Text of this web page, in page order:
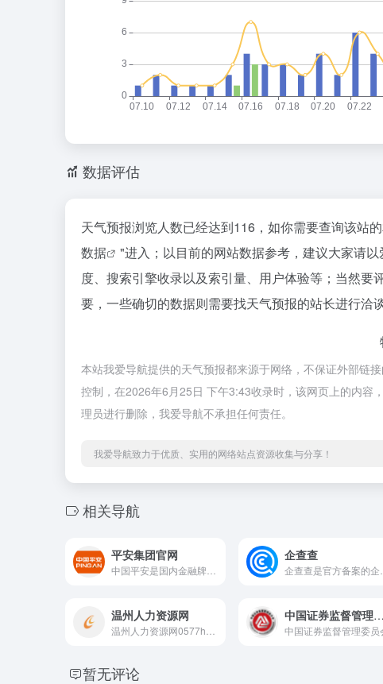
数据评估
天气预报浏览人数已经达到116，如你需要查询该站
数据
"进入；以目前的网站数据参考，建议大家请
度、搜索引擎收录以及索引量、用户体验等；当然
要，一些确切的数据则需要找天气预报的站长进行洽
本站我爱导航提供的天气预报都来源于网络，不保证外部链
控制，在2026年6月25日 下午3:43收录时，该网页上的内容
理员进行删除，我爱导航不承担任何责任。
我爱导航致力于优质、实用的网络站点资源收集与分享！
相关导航
平安集团官网 企查查
温州人力资源网 中国证券监督管理委员会
中国证券监督管理委员
暂无评论